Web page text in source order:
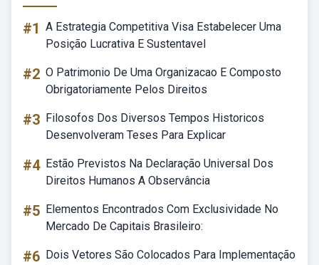
#1 A Estrategia Competitiva Visa Estabelecer Uma
Posição Lucrativa E Sustentavel
#2 O Patrimonio De Uma Organizacao E Composto
Obrigatoriamente Pelos Direitos
#3 Filosofos Dos Diversos Tempos Historicos
Desenvolveram Teses Para Explicar
#4 Estão Previstos Na Declaração Universal Dos
Direitos Humanos A Observância
#5 Elementos Encontrados Com Exclusividade No
Mercado De Capitais Brasileiro:
#6 Dois Vetores São Colocados Para Implementação